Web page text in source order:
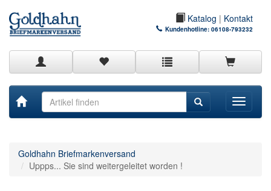
Katalog | Kontakt
Kundenhotline: 06108-793232
Toggle
Goldhahn Briefmarkenversand
Uppps... Sie sind weitergeleitet worden !